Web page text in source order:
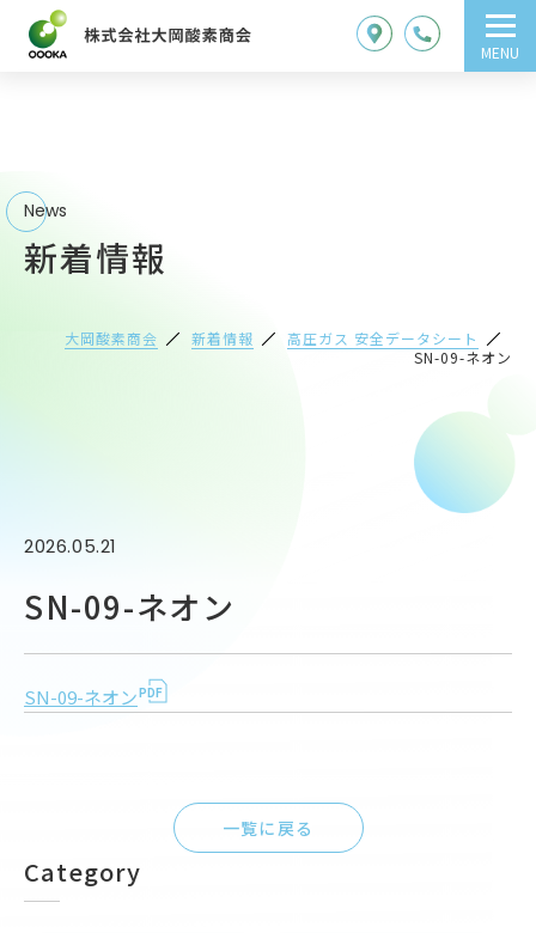
MENU
News
新着情報
大岡酸素商会 新着情報
高圧ガス 安全データシート
SN-09-ネオン
Category
2026.05.21
SN-09-ネオン
SN-09-ネオン
一覧に戻る